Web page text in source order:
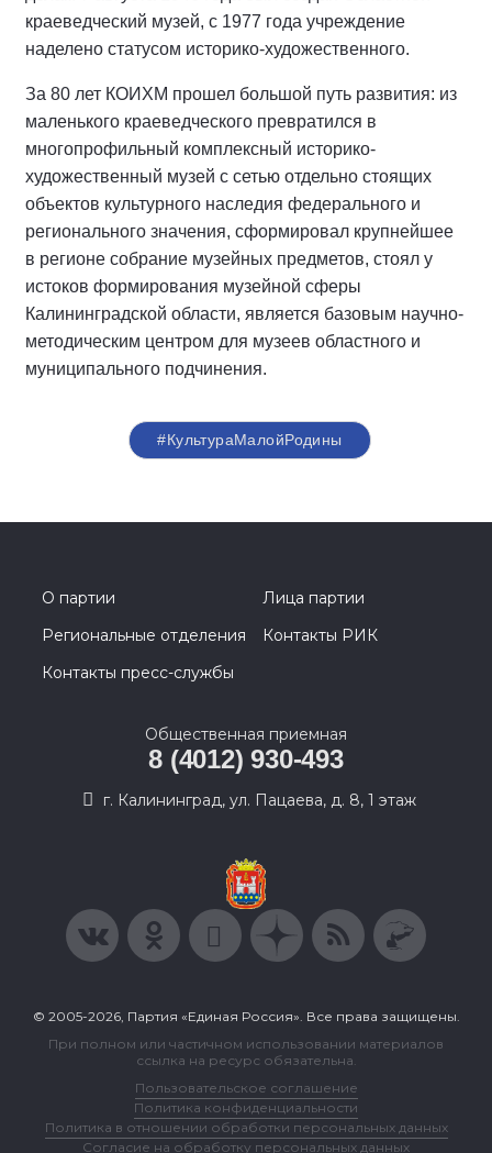
краеведческий музей, с 1977 года учреждение
наделено статусом историко-художественного.
За 80 лет КОИХМ прошел большой путь развития: из
маленького краеведческого превратился в
многопрофильный комплексный историко-
художественный музей с сетью отдельно стоящих
объектов культурного наследия федерального и
регионального значения, сформировал крупнейшее
в регионе собрание музейных предметов, стоял у
истоков формирования музейной сферы
Калининградской области, является базовым научно-
методическим центром для музеев областного и
муниципального подчинения.
#КультураМалойРодины
О партии
Лица партии
Региональные отделения
Контакты РИК
Контакты пресс-службы
Общественная приемная
8 (4012) 930-493
г. Калининград, ул. Пацаева, д. 8, 1 этаж
© 2005-2026, Партия «Единая Россия». Все права защищены.
При полном или частичном использовании материалов
ссылка на ресурс обязательна.
Пользовательское соглашение
Политика конфиденциальности
Политика в отношении обработки персональных данных
Согласие на обработку персональных данных